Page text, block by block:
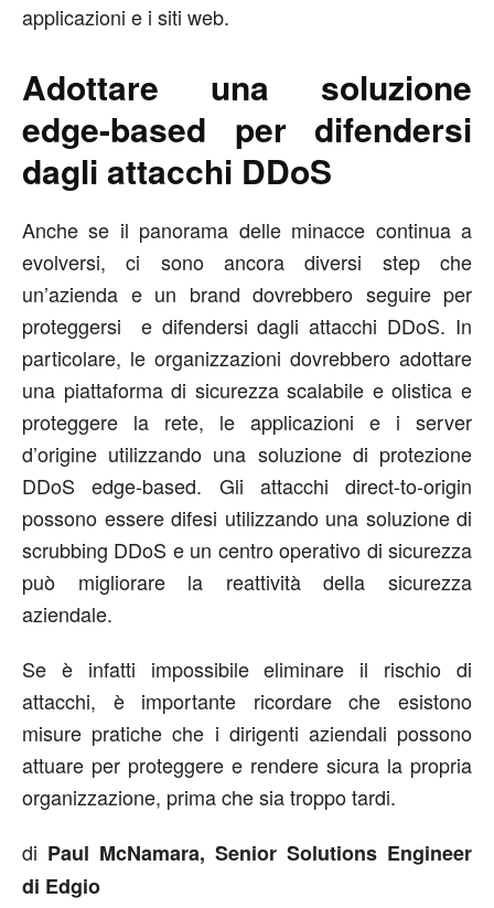
applicazioni e i siti web.
Adottare una soluzione
edge-based per difendersi
dagli attacchi DDoS
Anche se il panorama delle minacce continua a
evolversi, ci sono ancora diversi step che
un’azienda e un brand dovrebbero seguire per
proteggersi e difendersi dagli attacchi DDoS. In
particolare, le organizzazioni dovrebbero adottare
una piattaforma di sicurezza scalabile e olistica e
proteggere la rete, le applicazioni e i server
d’origine utilizzando una soluzione di protezione
DDoS edge-based. Gli attacchi direct-to-origin
possono essere difesi utilizzando una soluzione di
scrubbing DDoS e un centro operativo di sicurezza
può migliorare la reattività della sicurezza
aziendale.
Se è infatti impossibile eliminare il rischio di
attacchi, è importante ricordare che esistono
misure pratiche che i dirigenti aziendali possono
attuare per proteggere e rendere sicura la propria
organizzazione, prima che sia troppo tardi.
di Paul McNamara, Senior Solutions Engineer
di Edgio